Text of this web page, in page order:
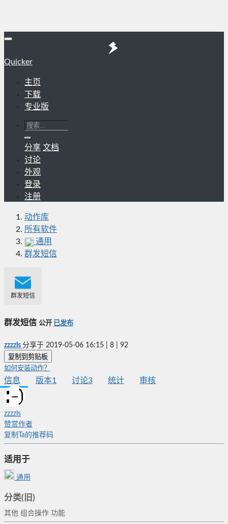
Quicker
主页
下载
专业版
分享 文档
讨论
外观
登录
注册
动作库
所有软件
通用
群发短信
群发短信
群发短信 公开 已发布
zzzzls 分享于 2019-05-06 16:15 8 92
复制到剪贴板
如何安装动作？
信息 版本1 讨论3 统计 审核
zzzzls
赞赏作者
复制Ta的推荐码
适用于
通用
分类(旧)
其他 组合操作 功能